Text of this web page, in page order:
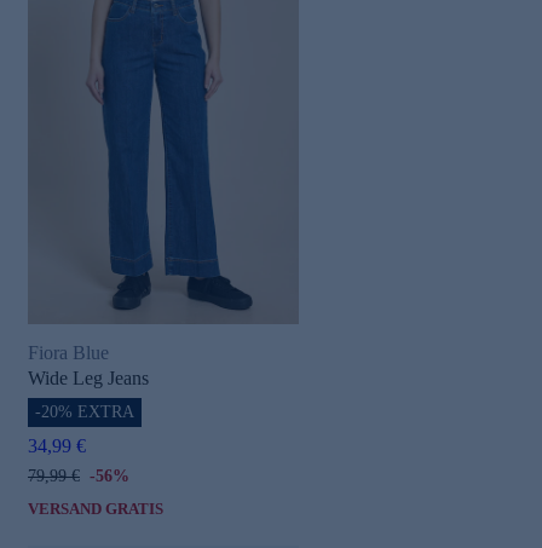
Fiora Blue
Wide Leg Jeans
-20% EXTRA
34,99 €
79,99 € -56%
VERSAND GRATIS